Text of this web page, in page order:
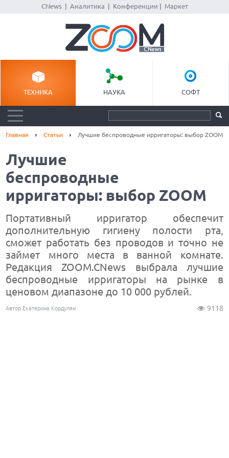
CNews| Аналитика Конференции Маркет
ТЕХНИКА НАУКА СОФТ
Главная Статьи Лучшие беспроводные ирригаторы: выбор ZOOM
Лучшие
беспроводные
ирригаторы: выбор ZOOM
Портативный ирригатор обеспечит
дополнительную гигиену полости рта,
сможет работать без проводов и точно не
займет много места в ванной комнате.
Редакция ZOOM.CNews выбрала лучшие
беспроводные ирригаторы на рынке в
ценовом диапазоне до 10 000 рублей.
Автор Екатерина Кордулян 9118